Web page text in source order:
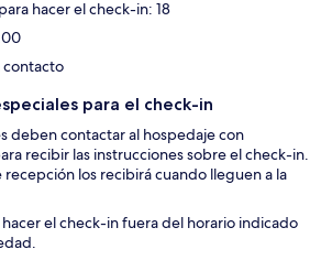
hacer el check-in: 18
contacto
para el check-in
deben contactar al hospedaje con
recibir las instrucciones sobre el check-in.
recepción los recibirá cuando lleguen a la
el check-in fuera del horario indicado